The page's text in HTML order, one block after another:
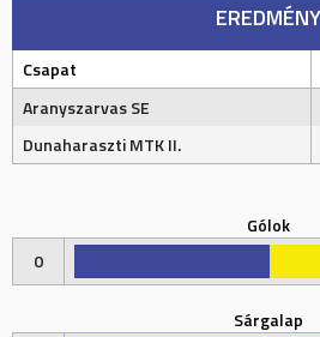
EREDMÉNY
Csapat
Aranyszarvas SE
Dunaharaszti MTK II.
Gólok
0
Sárgalap